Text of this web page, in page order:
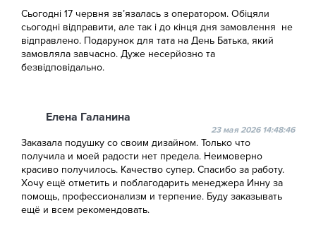
Сьогодні 17 червня звʼязалась з оператором. Обіцяли
сьогодні відправити, але так і до кінця дня замовлення не
відправлено. Подарунок для тата на День Батька, який
замовляла завчасно. Дуже несерйозно та
безвідповідально.
Елена Галанина
23 мая 2026 14:48:46
Заказала подушку со своим дизайном. Только что
получила и моей радости нет предела. Неимоверно
красиво получилось. Качество супер. Спасибо за работу.
Хочу ещё отметить и поблагодарить менеджера Инну за
помощь, профессионализм и терпение. Буду заказывать
ещё и всем рекомендовать.